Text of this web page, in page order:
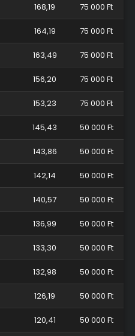
168,19 75 000 Ft
164,19 75 000 Ft
163,49 75 000 Ft
156,20 75 000 Ft
153,23 75 000 Ft
145,43 50 000 Ft
143,86 50 000 Ft
142,14 50 000 Ft
140,57 50 000 Ft
136,99 50 000 Ft
133,30 50 000 Ft
132,98 50 000 Ft
126,19 50 000 Ft
120,41 50 000 Ft